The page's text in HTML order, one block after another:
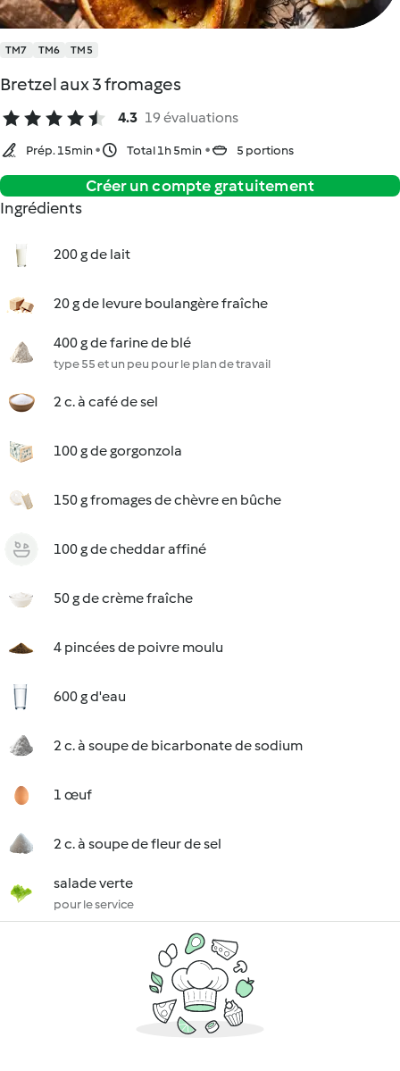
TM7 TM6 TM5
Bretzel aux 3 fromages
4.3 19 évaluations
Prép. 15min Total 1h 5min 5 portions
Créer un compte gratuitement
Ingrédients
200 g de lait
20 g de levure boulangère fraîche
400 g de farine de blé
type 55 et un peu pour le plan de travail
2 c. à café de sel
100 g de gorgonzola
150 g fromages de chèvre en bûche
100 g de cheddar affiné
50 g de crème fraîche
4 pincées de poivre moulu
600 g d'eau
2 c. à soupe de bicarbonate de sodium
1 œuf
2 c. à soupe de fleur de sel
salade verte
pour le service